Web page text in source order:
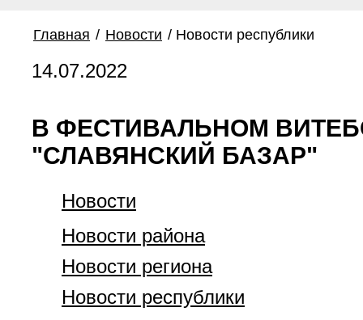
Главная / Новости / Новости республики
14.07.2022
В ФЕСТИВАЛЬНОМ
"СЛАВЯНСКИЙ БАЗАР"
Новости
Новости района
Новости региона
Новости республики